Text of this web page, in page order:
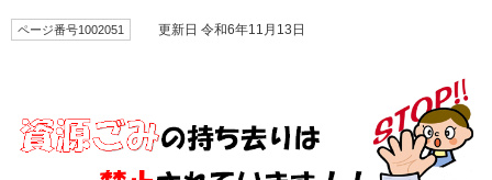
ページ番号1002051 更新日 令和6年11月13日